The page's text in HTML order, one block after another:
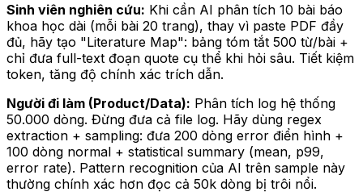
Sinh viên nghiên cứu: Khi cần AI phân tích 10 bài báo
khoa học dài (mỗi bài 20 trang), thay vì paste PDF đầy
đủ, hãy tạo "Literature Map": bảng tóm tắt 500 từ/bài +
chỉ đưa full-text đoạn quote cụ thể khi hỏi sâu. Tiết kiệm
token, tăng độ chính xác trích dẫn.
Người đi làm (Product/Data): Phân tích log hệ thống
50.000 dòng. Đừng đưa cả file log. Hãy dùng regex
extraction + sampling: đưa 200 dòng error điển hình +
100 dòng normal + statistical summary (mean, p99,
error rate). Pattern recognition của AI trên sample này
thường chính xác hơn đọc cả 50k dòng bị trôi nổi.